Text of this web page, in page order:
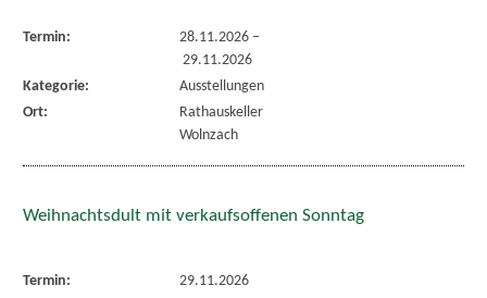
Termin: 28.11.2026–
29.11.2026
Kategorie:
Ausstellungen
Ort:
Rathauskeller
Wolnzach
Weihnachtsdult mit verkaufsoffenen Sonntag
Termin:
29.11.2026